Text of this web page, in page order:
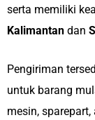
serta memiliki
Kalimantan dan
Pengiriman
untuk barang
mesin,